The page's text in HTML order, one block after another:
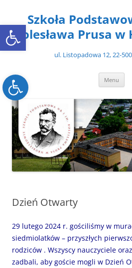
Open toolbar
Open toolbar
treściSzkoła
Bolesława Prusa
ul. Listopadowa 12, 22-
Menu
Dzień Otwarty
29 lutego 2024 r. gościliśmy w
siedmiolatków – przyszłych
rodziców . Wszyscy nauczyciele
zadbali, aby goście mogli w Dzień